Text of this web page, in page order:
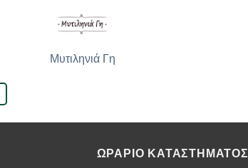
Μυτιληνιά Γη
ΩΡΑΡΙΟ ΚΑΤΑΣΤΗΜΑΤΟΣ